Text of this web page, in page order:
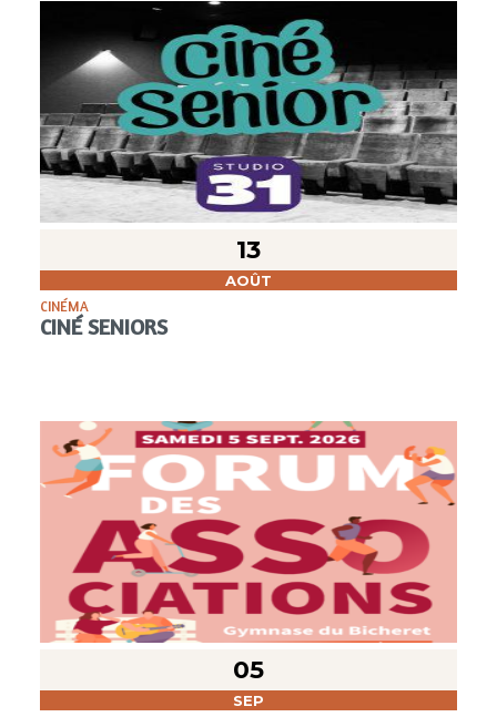
13
AOÛT
CINÉMA
CINÉ SENIORS
05
SEP